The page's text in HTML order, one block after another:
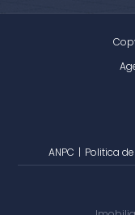
ANPC | Politica